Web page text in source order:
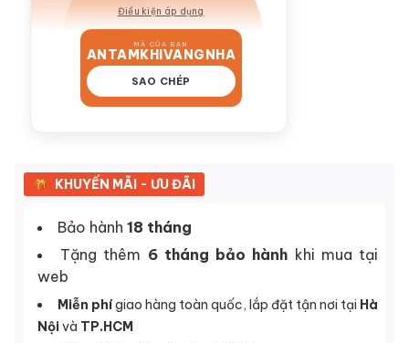
Điều kiện áp dụng
MÃ CỦA BẠN
ANTAMKHIVANGNHA
SAO CHÉP
KHUYẾN MÃI - ƯU ĐÃI
Bảo hành 18 tháng
Tặng thêm 6 tháng bảo hành khi mua tại
web
Miễn phígiao hàng toàn quốc, lắp đặt tận nơi tại Hà
Nộivà TP.HCM